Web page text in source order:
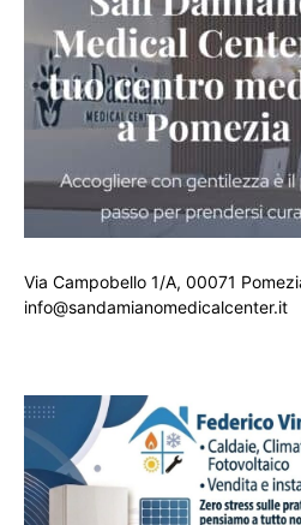
Via Campobello 1/A, 00071
info@sandamianomedicalcenter.it